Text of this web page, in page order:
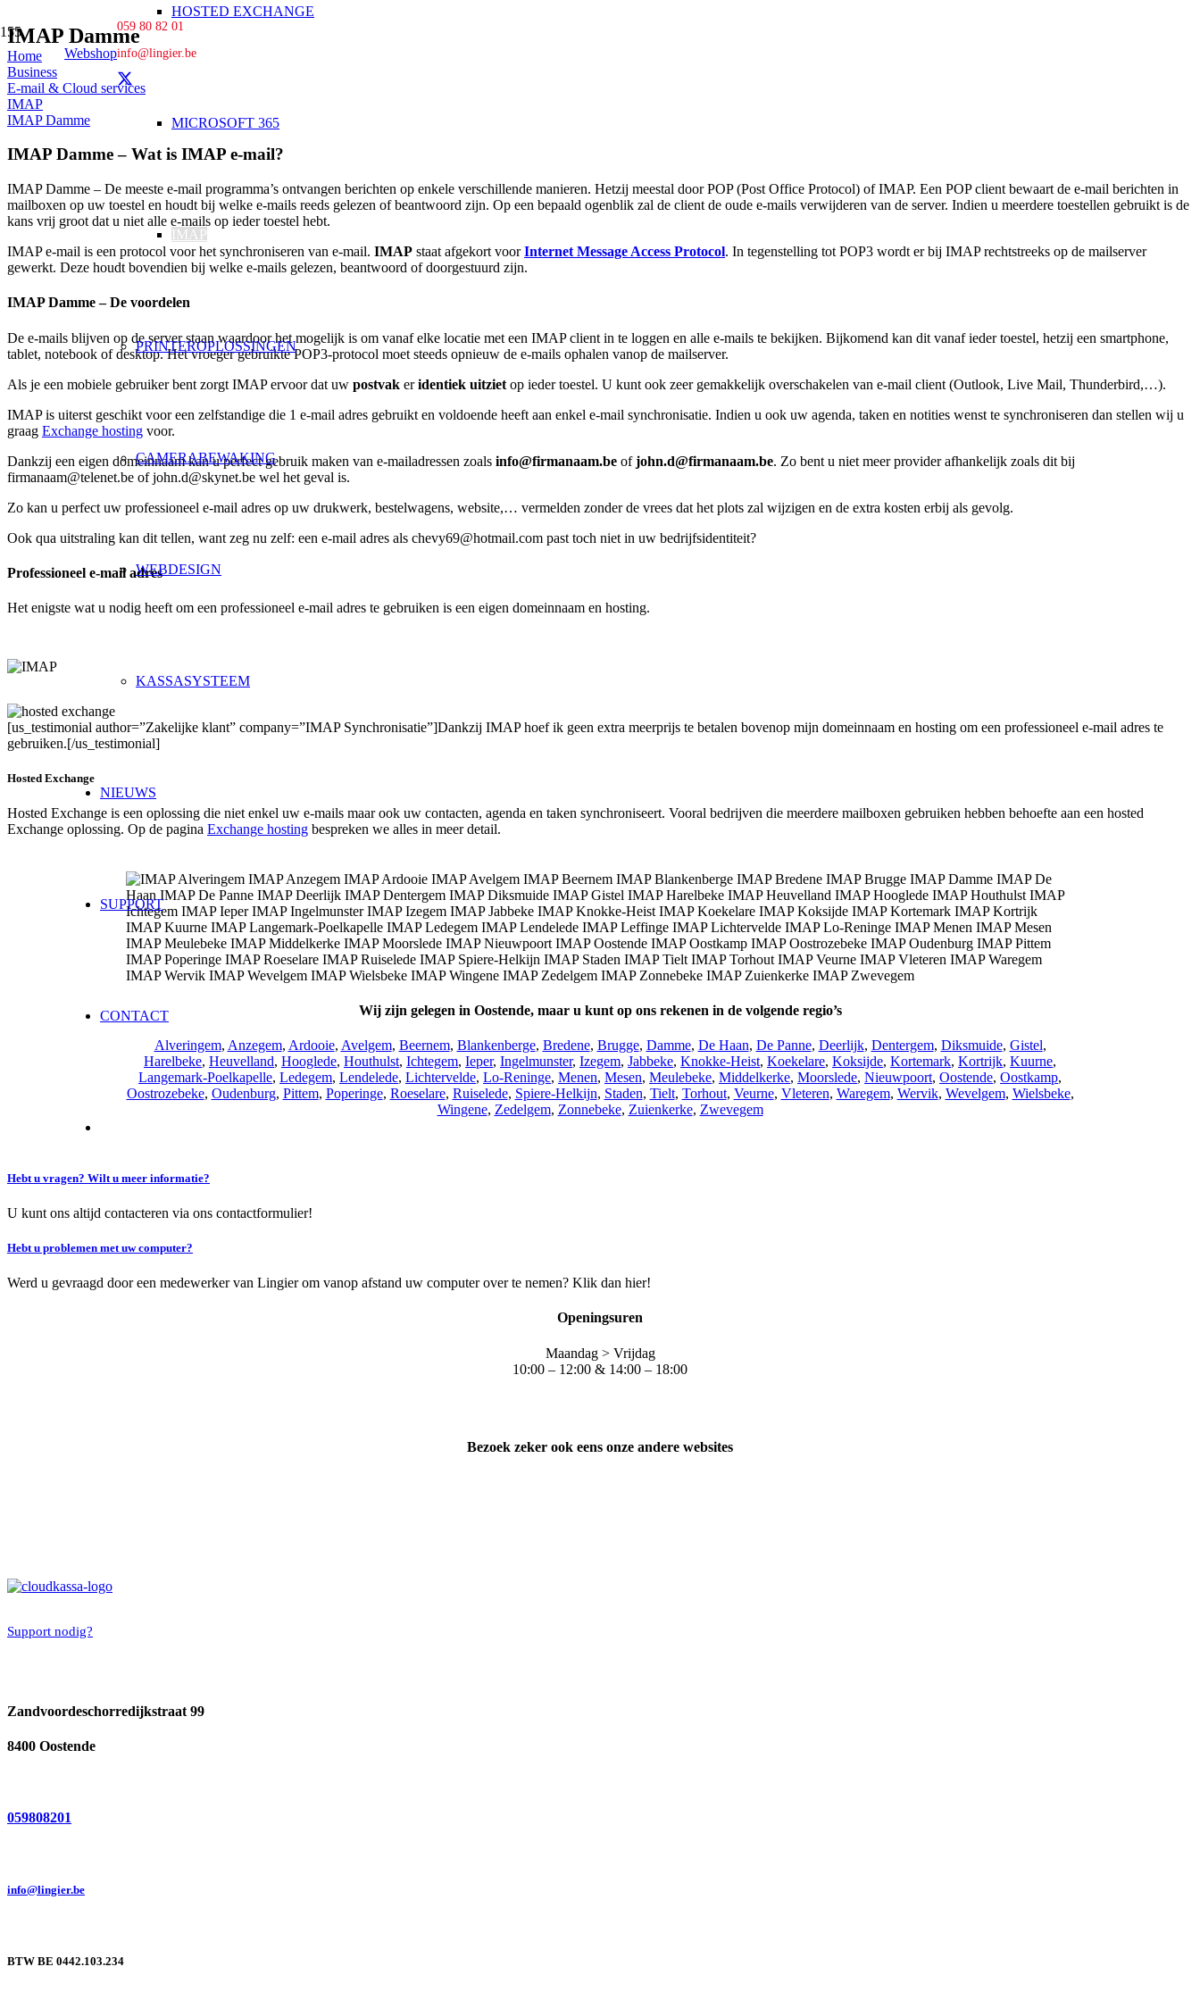
Webshop
059 80 82 01
info@lingier.be
HOSTED EXCHANGE
MICROSOFT 365
IMAP
PRINTEROPLOSSINGEN
CAMERABEWAKING
WEBDESIGN
KASSASYSTEEM
NIEUWS
SUPPORT
CONTACT
IMAP Damme
Home
Business
E-mail & Cloud services
IMAP
IMAP Damme
IMAP Damme – Wat is IMAP e-mail?
IMAP Damme – De meeste e-mail programma’s ontvangen berichten op enkele verschillende manieren. Hetzij meestal door POP (Post Office Protocol) of IMAP. Een POP client bewaart de e-mail berichten in
mailboxen op uw toestel en houdt bij welke e-mails reeds gelezen of beantwoord zijn. Op een bepaald ogenblik zal de client de oude e-mails verwijderen van de server. Indien u meerdere toestellen gebruikt is de
kans vrij groot dat u niet alle e-mails op ieder toestel hebt.
IMAP e-mail is een protocol voor het synchroniseren van e-mail. IMAP staat afgekort voorInternet Message Access Protocol. In tegenstelling tot POP3 wordt er bij IMAP rechtstreeks op de mailserver
gewerkt. Deze houdt bovendien bij welke e-mails gelezen, beantwoord of doorgestuurd zijn.
IMAP Damme – De voordelen
De e-mails blijven op de server staan waardoor het mogelijk is om vanaf elke locatie met een IMAP client in te loggen en alle e-mails te bekijken. Bijkomend kan dit vanaf ieder toestel, hetzij een smartphone,
tablet, notebook of desktop. Het vroeger gebruikte POP3-protocol moet steeds opnieuw de e-mails ophalen vanop de mailserver.
Als je een mobiele gebruiker bent zorgt IMAP ervoor dat uw postvak eridentiek uitziet op ieder toestel. U kunt ook zeer gemakkelijk overschakelen van e-mail client (Outlook, Live Mail, Thunderbird,…).
IMAP is uiterst geschikt voor een zelfstandige die 1 e-mail adres gebruikt en voldoende heeft aan enkel e-mail synchronisatie. Indien u ook uw agenda, taken en notities wenst te synchroniseren dan stellen wij u
graag Exchange hosting voor.
Dankzij een eigen domeinnaam kan u perfect gebruik maken van e-mailadressen zoals info@firmanaam.be ofjohn.d@firmanaam.be. Zo bent u niet meer provider afhankelijk zoals dit bij
firmanaam@telenet.be of john.d@skynet.be wel het geval is.
Zo kan u perfect uw professioneel e-mail adres op uw drukwerk, bestelwagens, website,… vermelden zonder de vrees dat het plots zal wijzigen en de extra kosten erbij als gevolg.
Ook qua uitstraling kan dit tellen, want zeg nu zelf: een e-mail adres als chevy69@hotmail.com past toch niet in uw bedrijfsidentiteit?
Professioneel e-mail adres
Het enigste wat u nodig heeft om een professioneel e-mail adres te gebruiken is een eigen domeinnaam en hosting.
[us_testimonial author=”Zakelijke klant” company=”IMAP Synchronisatie”]Dankzij IMAP hoef ik geen extra meerprijs te betalen bovenop mijn domeinnaam en hosting om een professioneel e-mail adres te
gebruiken.[/us_testimonial]
Hosted Exchange
Hosted Exchange is een oplossing die niet enkel uw e-mails maar ook uw contacten, agenda en taken synchroniseert. Vooral bedrijven die meerdere mailboxen gebruiken hebben behoefte aan een hosted
Exchange oplossing. Op de pagina Exchange hosting bespreken we alles in meer detail.
Wij zijn gelegen in Oostende, maar u kunt op ons rekenen in de volgende regio’s
Alveringem, Anzegem, Ardooie, Avelgem, Beernem, Blankenberge, Bredene, Brugge, Damme, De Haan, De Panne, Deerlijk, Dentergem, Diksmuide, Gistel,
Harelbeke, Heuvelland, Hooglede, Houthulst, Ichtegem, Ieper, Ingelmunster, Izegem, Jabbeke, Knokke-Heist, Koekelare, Koksijde, Kortemark, Kortrijk, Kuurne,
Langemark-Poelkapelle, Ledegem, Lendelede, Lichtervelde, Lo-Reninge, Menen, Mesen, Meulebeke, Middelkerke, Moorslede, Nieuwpoort, Oostende, Oostkamp,
Oostrozebeke, Oudenburg, Pittem, Poperinge, Roeselare, Ruiselede, Spiere-Helkijn, Staden, Tielt, Torhout, Veurne, Vleteren, Waregem, Wervik, Wevelgem, Wielsbeke,
Wingene, Zedelgem, Zonnebeke, Zuienkerke, Zwevegem
Hebt u vragen? Wilt u meer informatie?
U kunt ons altijd contacteren via ons contactformulier!
Hebt u problemen met uw computer?
Werd u gevraagd door een medewerker van Lingier om vanop afstand uw computer over te nemen? Klik dan hier!
Openingsuren
Maandag > Vrijdag
10:00 – 12:00 & 14:00 – 18:00
Bezoek zeker ook eens onze andere websites
Support nodig?
Zandvoordeschorredijkstraat 99
8400 Oostende
059808201
info@lingier.be
BTW BE 0442.103.234